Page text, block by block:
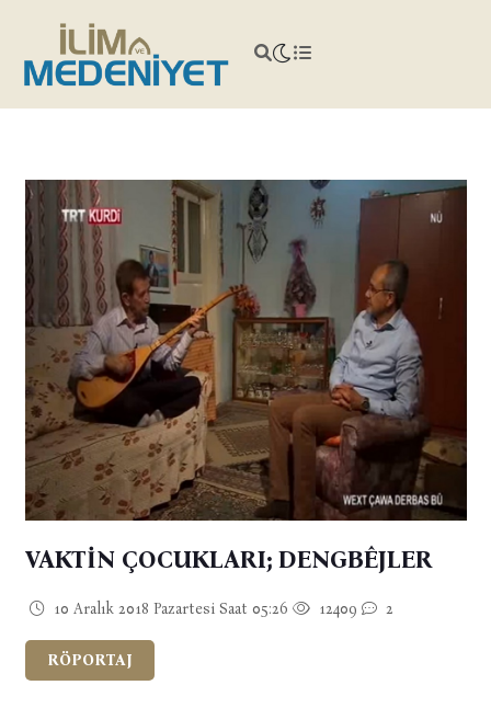
VAKTİN ÇOCUKLARI; DENGBÊJLER
10 Aralık 2018 Pazartesi Saat 05:26 12409 2
RÖPORTAJ